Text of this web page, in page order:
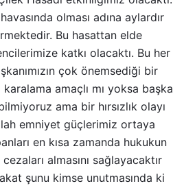
olması adına aylardır
Bu hasattan elde
katkı olacaktı. Bu her
çok önemsediği bir
amaçlı mı yoksa başka
ama bir hırsızlık olayı
emniyet güçlerimiz ortaya
en kısa zamanda hukukun
almasını sağlayacaktır
şunu kimse unutmasında ki